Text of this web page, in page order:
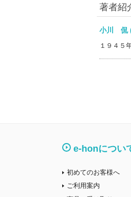
著者紹
小川
１９４５
e-honについ
初めてのお客様へ
ご利用案内